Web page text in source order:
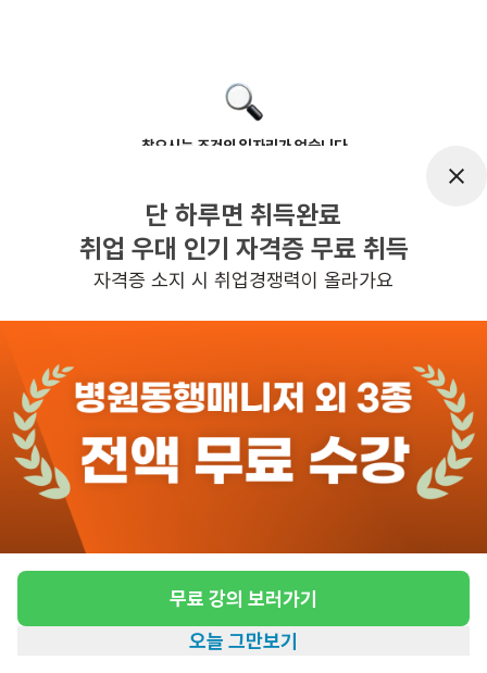
찾으시는 조건의 일자리가 없습니다
반경 3KM 이내의 일자리 확인하기
단 하루면 취득완료
취업 우대 인기 자격증 무료 취득
자격증 소지 시 취업경쟁력이 올라가요
무료 강의 보러가기
오늘 그만보기